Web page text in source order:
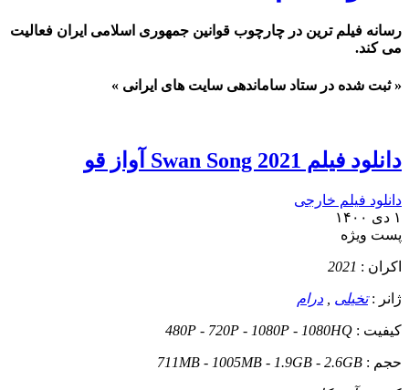
رسانه فیلم ترین در چارچوب قوانین جمهوری اسلامی ایران فعالیت
می کند.
« ثبت شده در ستاد ساماندهی سایت های ایرانی »
دانلود فیلم Swan Song 2021 آواز قو
دانلود فیلم خارجی
۱ دی ۱۴۰۰
پست ويژه
اکران : 2021
ژانر :تخیلی درام
کيفيت : 480P - 720P - 1080P - 1080HQ
حجم : 711MB - 1005MB - 1.9GB - 2.6GB